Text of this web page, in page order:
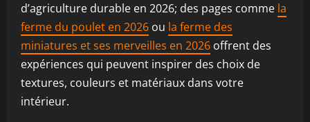
d’agriculture durable en 2026; des pages comme la
ferme du poulet en 2026 ou la ferme des
miniatures et ses merveilles en 2026 offrent des
expériences qui peuvent inspirer des choix de
textures, couleurs et matériaux dans votre
intérieur.